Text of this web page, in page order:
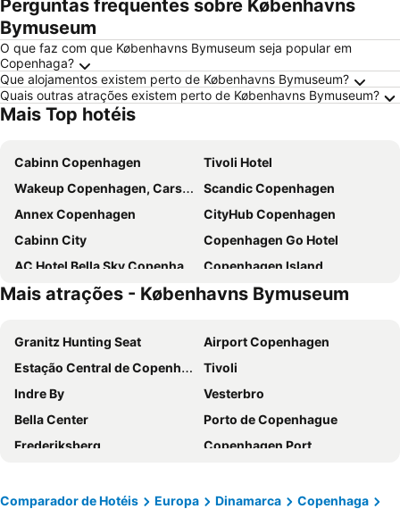
Perguntas frequentes sobre Københavns
Bymuseum
O que faz com que Københavns Bymuseum seja popular em
Copenhaga?
Que alojamentos existem perto de Københavns Bymuseum?
Quais outras atrações existem perto de Københavns Bymuseum?
Mais Top hotéis
Cabinn Copenhagen
Tivoli Hotel
Wakeup Copenhagen, Carsten Niebuhrs Gade
Scandic Copenhagen
Annex Copenhagen
CityHub Copenhagen
Cabinn City
Copenhagen Go Hotel
AC Hotel Bella Sky Copenhagen
Copenhagen Island
Go Hotel Saga
Cabinn Metro
City Hotel Nebo
Wakeup Copenhagen - Bernstorffsgade
Crowne Plaza Copenhagen Towers by IHG
a&o København Sydhavn
Wakeup Copenhagen Borgergade
Hotel Alexandra
a&o København Nørrebro
NH Collection Copenhagen
Scandic Webers
The Square
where to sleep
Good Morning City Copenhagen Star
Mais atrações - Københavns Bymuseum
Granitz Hunting Seat
Airport Copenhagen
Estação Central de Copenhague
Tivoli
Indre By
Vesterbro
Bella Center
Porto de Copenhague
Frederiksberg
Copenhagen Port
Islands Brygge
Nørrebro
Comparador de Hotéis Europa Dinamarca
Copenhaga